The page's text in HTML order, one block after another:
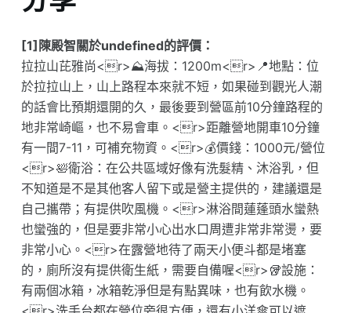
[1]陳殿智關於undefined的評價：
拉拉山芘雅尚<r>⛰️海拔：1200m<r>📍地點：位
於拉拉山上，山上路程本來就不短，如果碰到觀光人潮
的話會比預期還開的久，最後要到營區前10分鐘路程的
地非常崎嶇，也不易會車。<r>距離營地開車10分鐘
有一間7-11，可補充物資。<r>💰價錢：1000元/營位
<r>🛀衛浴：在公共區域好像有洗髮精、沐浴乳，但
不知道是不是其他客人留下或是營主提供的，建議還是
自己攜帶；有提供吹風機。<r>淋浴間蓮蓬頭水蠻熱
也蠻強的，但是要非常小心出水口周遭非常非常燙，要
非常小心。<r>在露營地待了兩天小便斗都是堵塞
的，廁所沒有提供衛生紙，需要自備喔<r>🥡設施：
有兩個冰箱，冰箱乾淨但是有點異味，也有飲水機。